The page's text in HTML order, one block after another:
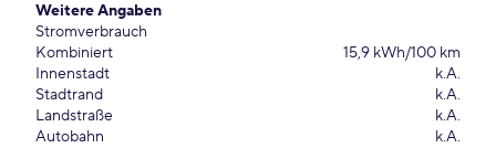
Weitere Angaben
Stromverbrauch
Kombiniert
15,9 kWh/100 km
Innenstadt
k.A.
Stadtrand
k.A.
Landstraße
k.A.
Autobahn
k.A.